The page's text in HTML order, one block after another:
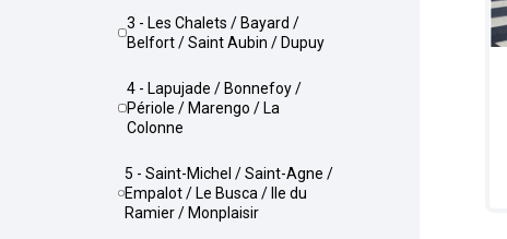
3 - Les Chalets / Bayard /
Belfort / Saint Aubin / Dupuy
4 - Lapujade / Bonnefoy /
Périole / Marengo / La
Colonne
5 - Saint-Michel / Saint-Agne /
Empalot / Le Busca / Ile du
Ramier / Monplaisir